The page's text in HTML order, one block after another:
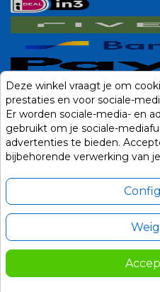
Deze winkel vraagt je om
prestaties en voor sociale-
Er worden sociale-media- en
gebruikt om je sociale-
advertenties te bieden.
bijbehorende verwerking van